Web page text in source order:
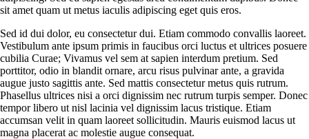
sit amet quam ut metus iaculis adipiscing eget quis eros.
Sed id dui dolor, eu consectetur dui. Etiam commodo convallis laoreet.
Vestibulum ante ipsum primis in faucibus orci luctus et ultrices posuere
cubilia Curae; Vivamus vel sem at sapien interdum pretium. Sed
porttitor, odio in blandit ornare, arcu risus pulvinar ante, a gravida
augue justo sagittis ante. Sed mattis consectetur metus quis rutrum.
Phasellus ultrices nisi a orci dignissim nec rutrum turpis semper. Donec
tempor libero ut nisl lacinia vel dignissim lacus tristique. Etiam
accumsan velit in quam laoreet sollicitudin. Mauris euismod lacus ut
magna placerat ac molestie augue consequat.